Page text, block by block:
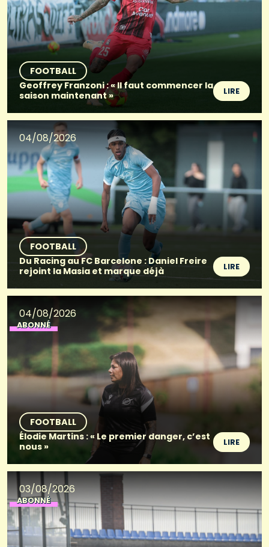
FOOTBALL
Geoffrey Franzoni : « Il faut commencer la
saison maintenant »
LIRE
04/08/2026
FOOTBALL
Du Racing au FC Barcelone : Daniel Freire
rejoint la Masia et marque déjà
LIRE
04/08/2026
ABONNÉ
FOOTBALL
Élodie Martins : « Le premier danger, c’est
nous »
LIRE
03/08/2026
ABONNÉ